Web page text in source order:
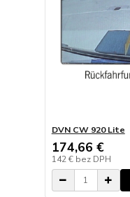
DVN CW 920 Lite
174,66 €
142 € bez DPH